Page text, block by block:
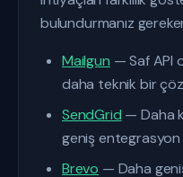
bulundurmanız
Mailgun — Saf API
daha teknik bir
SendGrid — Daha
geniş
Brevo — Daha